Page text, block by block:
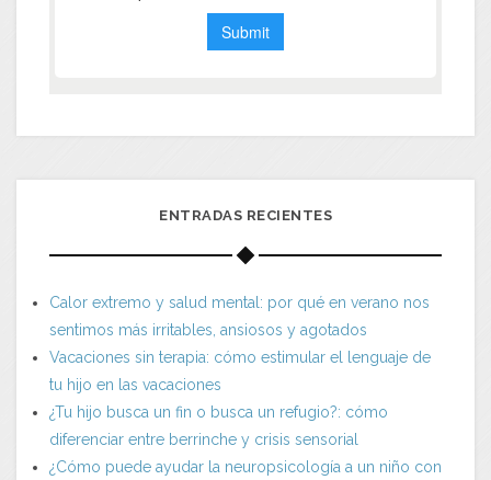
ENTRADAS RECIENTES
Calor extremo y salud mental: por qué en verano nos
sentimos más irritables, ansiosos y agotados
Vacaciones sin terapia: cómo estimular el lenguaje de
tu hijo en las vacaciones
¿Tu hijo busca un fin o busca un refugio?: cómo
diferenciar entre berrinche y crisis sensorial
¿Cómo puede ayudar la neuropsicología a un niño con